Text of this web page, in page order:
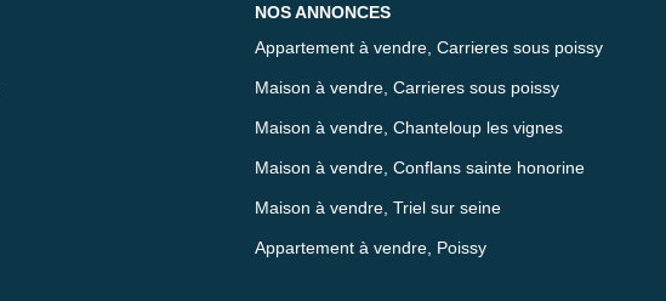
NOS ANNONCES
Appartement à vendre, Carrieres sous poissy
Maison à vendre, Carrieres sous poissy
Maison à vendre, Chanteloup les vignes
Maison à vendre, Conflans sainte honorine
Maison à vendre, Triel sur seine
Appartement à vendre, Poissy